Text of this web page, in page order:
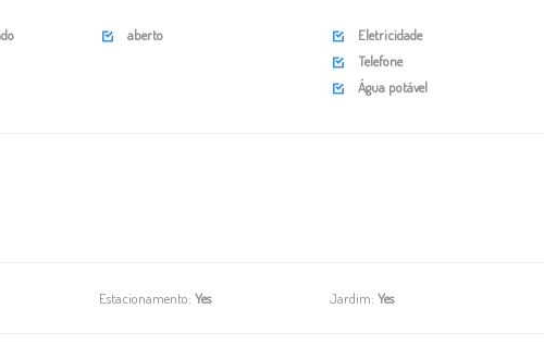
 aberto  Eletricidade
 Telefone
 Água potável
Estacionamento:Yes Jardim:Yes